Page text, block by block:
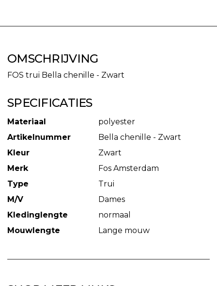
OMSCHRIJVING
FOS trui Bella chenille - Zwart
SPECIFICATIES
Materiaal
polyester
Artikelnummer
Bella chenille - Zwart
Kleur
Zwart
Merk
Fos Amsterdam
Type
Trui
M/V
Dames
Kledinglengte
normaal
Mouwlengte
Lange mouw